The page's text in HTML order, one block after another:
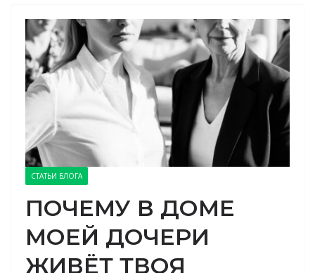
СТАТЬИ БЛОГА
ПОЧЕМУ В ДОМЕ
МОЕЙ ДОЧЕРИ
ЖИВЁТ ТВОЯ